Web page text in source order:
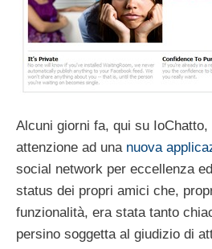
Alcuni giorni fa, qui su
attenzione ad una nuova
social network per eccellenza
status dei propri amici che,
funzionalità, era stata tanto
persino soggetta al giudizio di